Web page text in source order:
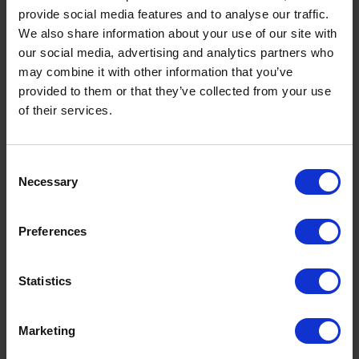
provide social media features and to analyse our traffic.
We also share information about your use of our site with
our social media, advertising and analytics partners who
may combine it with other information that you’ve
provided to them or that they’ve collected from your use
of their services.
Selection
Necessary
Preferences
Statistics
Marketing
Lavado a presión para bicis en Mountain Hostel Tarter
preocupes, tenemos lavadora secadora
nuestros
Mountain Hostel Tarter.
Seguro que no te falta de nada para tus
vacaciones perfectas de Mountain